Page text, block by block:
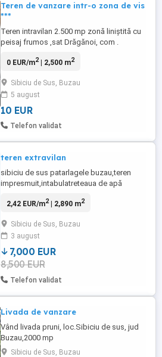
Teren de vanzare intr-o zona de vis
***
Teren intravilan 2.500 mp zonă liniștită cu
peisaj frumos ,sat Drăgănoi, com .
vânzare un teren intravilan cu suprafața de
Pătârlagele, județul Buzău o zonă
apreciată pentru liniște, natură și aer curat.
Terenul beneficiază ...
0 EUR/m2| 2,500 m2
Sibiciu de Sus, Buzau
5 august
10 EUR
Telefon validat
teren extravilan
sibiciu de sus patarlagele buzau,teren
impresmuit,intabulatreteaua de apă
vilă,casă. Detalii la telefon.
2,42 EUR/m2| 2,890 m2
Sibiciu de Sus, Buzau
3 august
7,000 EUR
8,500 EUR
Telefon validat
Livada de vanzare
Vând livada pruni, loc.Sibiciu de sus, jud
Buzau,2000 mp
Sibiciu de Sus, Buzau